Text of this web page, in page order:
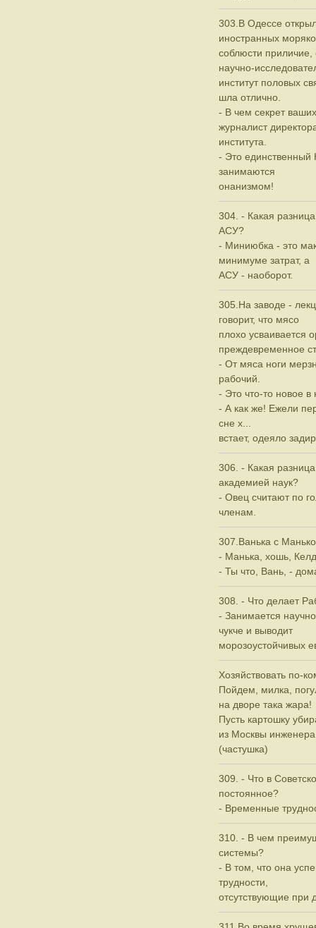
303.В Одессе
иностранных
соблюсти
научно-
институт половых
шла отлично.
- В чем секрет
журналист
института.
- Это единственный
занимаются
онанизмом!
304. - Какая
АСУ?
- Миниюбка - это
минимуме затрат, а
АСУ - наоборот.
305.На заводе -
говорит, что мясо
плохо усваивается
преждевременное
- От мяса ноги
рабочий.
- Это что-то новое в
- А как же! Ежели
сне х...
встает, одеяло
306. - Какая
академией наук?
- Овец считают по
членам.
307.Ванька с
- Манька, хошь,
- Ты что, Вань, -
308. - Что делает
- Занимается
чукче и выводит
морозоустойчивых
Хозяйствовать по-
Пойдем, милка,
на дворе така жара!
Пусть картошку
из Москвы
(частушка)
309. - Что в
постоянное?
- Временные
310. - В чем
системы?
- В том, что она
трудности,
отсутствующие при